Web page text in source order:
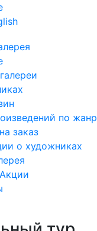
по
заказ
о художниках